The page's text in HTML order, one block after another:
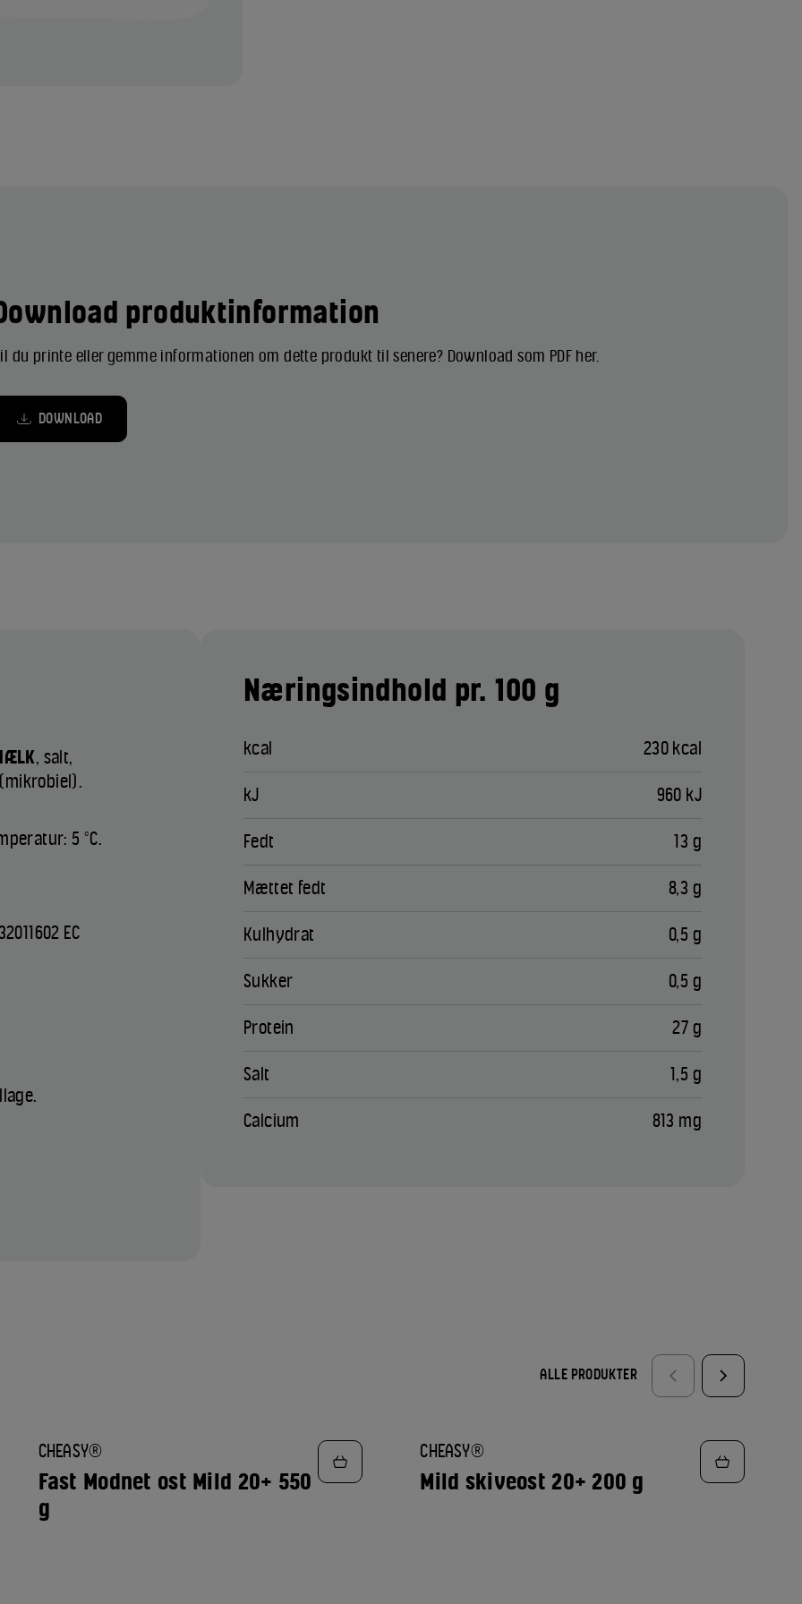
produktinformation
du printe eller gemme informationen om dette produkt til senere? Download som PDF her.
DOWNLOAD
, salt,
(mikrobiel).
5 °C.
EC
Næringsindhold pr. 100 g
kcal 230 kcal
kJ 960 kJ
Fedt 13 g
Mættet fedt 8,3 g
Kulhydrat 0,5 g
Sukker 0,5 g
Protein 27 g
Salt 1,5 g
Calcium 813 mg
ALLE PRODUKTER
TILFØJ
TIL
FAVORITTER
CHEASY®
Fast Modnet ost Mild 20+ 550
g
TILFØJ
TIL
FAVORITTER
CHEASY®
Mild skiveost 20+ 200 g